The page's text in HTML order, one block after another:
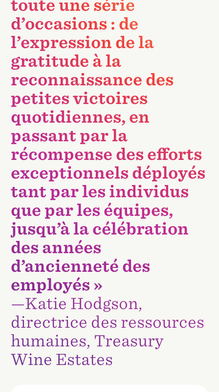
toute une série
d’occasions : de
l’expression de la
gratitude à la
reconnaissance des
petites victoires
quotidiennes, en
passant par la
récompense des efforts
exceptionnels déployés
tant par les individus
que par les équipes,
jusqu’à la célébration
des années
d’ancienneté des
employés »
—Katie Hodgson,
directrice des ressources
humaines, Treasury
Wine Estates